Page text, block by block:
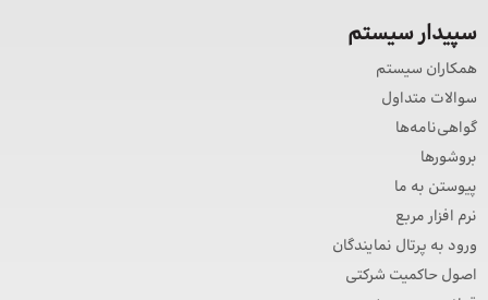
سپیدار سیستم
همکاران سیستم
سوالات متداول
گواهی‌نامه‌ها
بروشورها
پیوستن به ما
نرم افزار مربع
ورود به پرتال نمایندگان
اصول حاکمیت شرکتی